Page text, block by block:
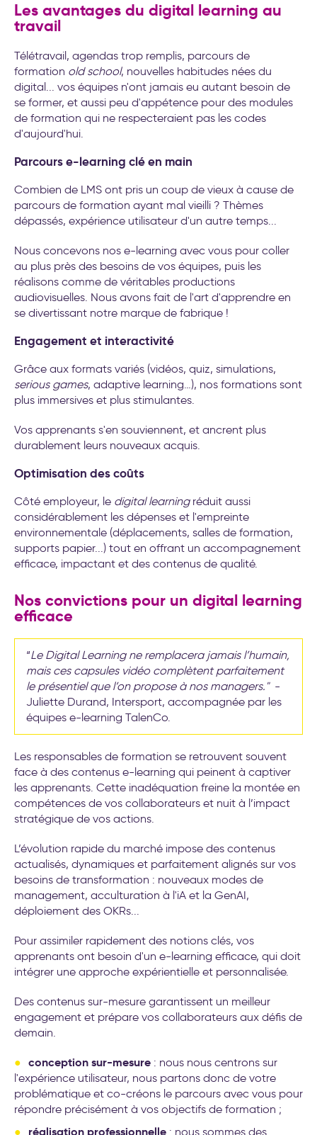
Les avantages du digital learning au
travail
Télétravail, agendas trop remplis, parcours de
formation old school, nouvelles habitudes nées du
digital... vos équipes n'ont jamais eu autant besoin de
se former, et aussi peu d'appétence pour des modules
de formation qui ne respecteraient pas les codes
d'aujourd'hui.
Parcours e-learning clé en main
Combien de LMS ont pris un coup de vieux à cause de
parcours de formation ayant mal vieilli ? Thèmes
dépassés, expérience utilisateur d'un autre temps...
Nous concevons nos e-learning avec vous pour coller
au plus près des besoins de vos équipes, puis les
réalisons comme de véritables productions
audiovisuelles. Nous avons fait de l'art d'apprendre en
se divertissant notre marque de fabrique !
Engagement et interactivité
Grâce aux formats variés (vidéos, quiz, simulations,
serious games, adaptive learning…), nos formations sont
plus immersives et plus stimulantes.
Vos apprenants s'en souviennent, et ancrent plus
durablement leurs nouveaux acquis.
Optimisation des coûts
Côté employeur, le digital learningréduit aussi
considérablement les dépenses et l'empreinte
environnementale (déplacements, salles de formation,
supports papier...) tout en offrant un accompagnement
efficace, impactant et des contenus de qualité.
Nos convictions pour un digital learning
efficace
“Le Digital Learning ne remplacera jamais l’humain,
mais ces capsules vidéo complètent parfaitement
le présentiel que l’on propose à nos managers." -
Juliette Durand, Intersport, accompagnée par les
équipes e-learning TalenCo.
Les responsables de formation se retrouvent souvent
face à des contenus e-learning qui peinent à captiver
les apprenants. Cette inadéquation freine la montée en
compétences de vos collaborateurs et nuit à l’impact
stratégique de vos actions.
L’évolution rapide du marché impose des contenus
actualisés, dynamiques et parfaitement alignés sur vos
besoins de transformation : nouveaux modes de
management, acculturation à l'iA et la GenAI,
déploiement des OKRs...
Pour assimiler rapidement des notions clés, vos
apprenants ont besoin d'un e-learning efficace, qui doit
intégrer une approche expérientielle et personnalisée.
Des contenus sur-mesure garantissent un meilleur
engagement et prépare vos collaborateurs aux défis de
demain.
conception sur-mesure : nous nous centrons sur
l'expérience utilisateur, nous partons donc de votre
problématique et co-créons le parcours avec vous pour
répondre précisément à vos objectifs de formation ;
réalisation professionnelle : nous sommes des